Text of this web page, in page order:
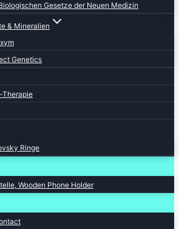
Gesetze der Neuen Medizin
& Mineralien
Genetics
Therapie
Ringe
Wooden Phone Holder